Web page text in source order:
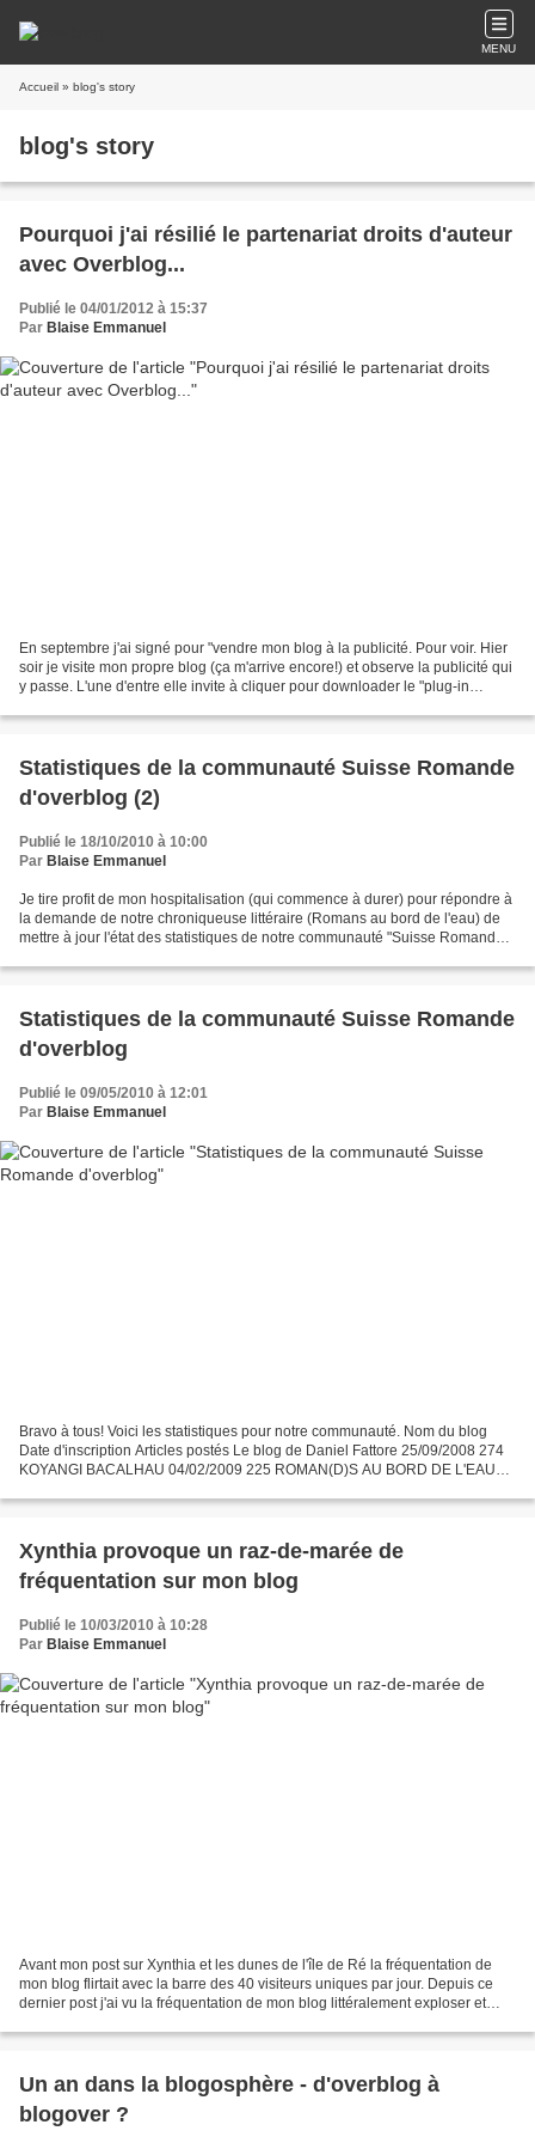
MENU
Accueil » blog's story
blog's story
Pourquoi j'ai résilié le partenariat droits d'auteur
avec Overblog...
Publié le 04/01/2012 à 15:37
Par Blaise Emmanuel
En septembre j'ai signé pour "vendre mon blog à la publicité. Pour voir. Hier
soir je visite mon propre blog (ça m'arrive encore!) et observe la publicité qui
y passe. L'une d'entre elle invite à cliquer pour downloader le "plug-in
Statistiques de la communauté Suisse Romande
d'overblog (2)
Publié le 18/10/2010 à 10:00
Par Blaise Emmanuel
Je tire profit de mon hospitalisation (qui commence à durer) pour répondre à
la demande de notre chroniqueuse littéraire (Romans au bord de l'eau) de
mettre à jour l'état des statistiques de notre communauté "Suisse Romande"
Statistiques de la communauté Suisse Romande
d'overblog
Publié le 09/05/2010 à 12:01
Par Blaise Emmanuel
Bravo à tous! Voici les statistiques pour notre communauté. Nom du blog
Date d'inscription Articles postés Le blog de Daniel Fattore 25/09/2008 274
KOYANGI BACALHAU 04/02/2009 225 ROMAN(D)S AU BORD DE L'EAU
Xynthia provoque un raz-de-marée de
fréquentation sur mon blog
Publié le 10/03/2010 à 10:28
Par Blaise Emmanuel
Avant mon post sur Xynthia et les dunes de l'île de Ré la fréquentation de
mon blog flirtait avec la barre des 40 visiteurs uniques par jour. Depuis ce
dernier post j'ai vu la fréquentation de mon blog littéralement exploser et
Un an dans la blogosphère - d'overblog à
blogover ?